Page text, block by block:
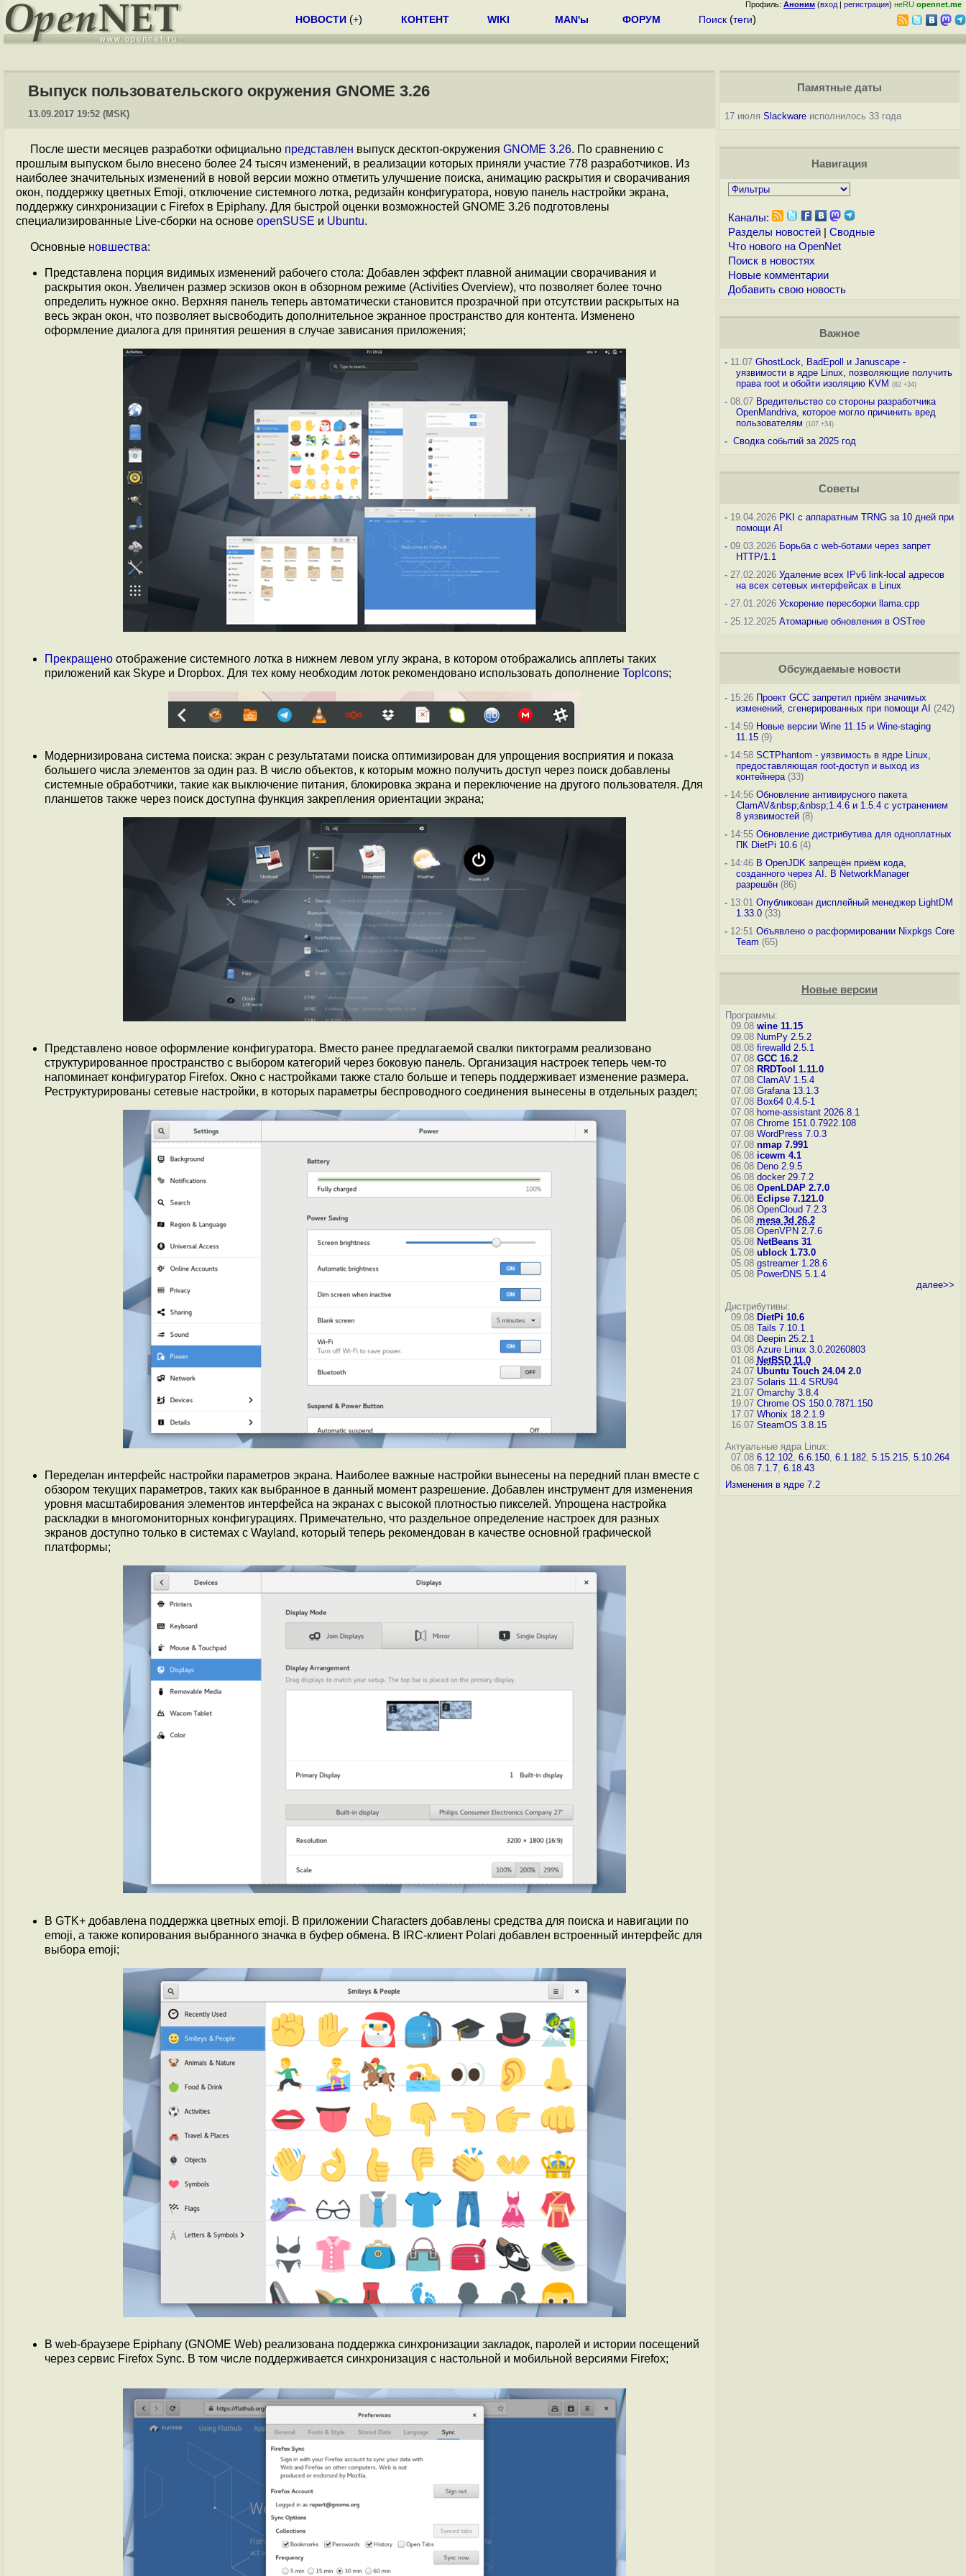
Профиль: Аноним (вход | регистрация) неRU opennet.me
НОВОСТИ (+) КОНТЕНТ WIKI MAN'ы ФОРУМ Поиск (теги)
Выпуск пользовательского окружения GNOME 3.26
13.09.2017 19:52 (MSK)
После шести месяцев разработки официально представлен выпуск десктоп-окружения GNOME 3.26. По сравнению с
прошлым выпуском было внесено более 24 тысяч изменений, в реализации которых приняли участие 778 разработчиков. Из
наиболее значительных изменений в новой версии можно отметить улучшение поиска, анимацию раскрытия и сворачивания
окон, поддержку цветных Emoji, отключение системного лотка, редизайн конфигуратора, новую панель настройки экрана,
поддержку синхронизации с Firefox в Epiphany. Для быстрой оценки возможностей GNOME 3.26 подготовлены
специализированные Live-сборки на основе openSUSE и Ubuntu.
Основные новшества:
Представлена порция видимых изменений рабочего стола: Добавлен эффект плавной анимации сворачивания и
раскрытия окон. Увеличен размер эскизов окон в обзорном режиме (Activities Overview), что позволяет более точно
определить нужное окно. Верхняя панель теперь автоматически становится прозрачной при отсутствии раскрытых на
весь экран окон, что позволяет высвободить дополнительное экранное пространство для контента. Изменено
оформление диалога для принятия решения в случае зависания приложения;
Прекращено отображение системного лотка в нижнем левом углу экрана, в котором отображались апплеты таких
приложений как Skype и Dropbox. Для тех кому необходим лоток рекомендовано использовать дополнение TopIcons;
Модернизирована система поиска: экран с результатами поиска оптимизирован для упрощения восприятия и показа
большего числа элементов за один раз. В число объектов, к которым можно получить доступ через поиск добавлены
системные обработчики, такие как выключение питания, блокировка экрана и переключение на другого пользователя. Для
планшетов также через поиск доступна функция закрепления ориентации экрана;
Представлено новое оформление конфигуратора. Вместо ранее предлагаемой свалки пиктограмм реализовано
структурированное пространство с выбором категорий через боковую панель. Организация настроек теперь чем-то
напоминает конфигуратор Firefox. Окно с настройками также стало больше и теперь поддерживает изменение размера.
Реструктурированы сетевые настройки, в которых параметры беспроводного соединения вынесены в отдельных раздел;
Переделан интерфейс настройки параметров экрана. Наиболее важные настройки вынесены на передний план вместе с
обзором текущих параметров, таких как выбранное в данный момент разрешение. Добавлен инструмент для изменения
уровня масштабирования элементов интерфейса на экранах с высокой плотностью пикселей. Упрощена настройка
раскладки в многомониторных конфигурациях. Примечательно, что раздельное определение настроек для разных
экранов доступно только в системах с Wayland, который теперь рекомендован в качестве основной графической
платформы;
В GTK+ добавлена поддержка цветных emoji. В приложении Characters добавлены средства для поиска и навигации по
emoji, а также копирования выбранного значка в буфер обмена. В IRC-клиент Polari добавлен встроенный интерфейс для
выбора emoji;
В web-браузере Epiphany (GNOME Web) реализована поддержка синхронизации закладок, паролей и истории посещений
через сервис Firefox Sync. В том числе поддерживается синхронизация с настольной и мобильной версиями Firefox;
Памятные даты
17 июля Slackwareисполнилось 33 года
Навигация
Каналы:
Разделы новостей| Сводные
Что нового на OpenNet
Поиск в новостях
Новые комментарии
Добавить свою новость
Важное
-11.07 GhostLock, BadEpoll и Januscape -
уязвимости в ядре Linux, позволяющие получить
права root и обойти изоляцию KVM (82 +34)
-08.07 Вредительство со стороны разработчика
OpenMandriva, которое могло причинить вред
пользователям (107 +34)
- Сводка событий за 2025 год
Советы
-19.04.2026 PKI с аппаратным TRNG за 10 дней при
помощи AI
-09.03.2026 Борьба с web-ботами через запрет
HTTP/1.1
-27.02.2026 Удаление всех IPv6 link-local адресов
на всех сетевых интерфейсах в Linux
-27.01.2026 Ускорение пересборки llama.cpp
-25.12.2025 Атомарные обновления в OSTree
Обсуждаемые новости
-15:26 Проект GCC запретил приём значимых
изменений, сгенерированных при помощи AI (242)
-14:59 Новые версии Wine 11.15 и Wine-staging
11.15(9)
-14:58 SCTPhantom - уязвимость в ядре Linux,
предоставляющая root-доступ и выход из
контейнера(33)
-14:56 Обновление антивирусного пакета
ClamAV&nbsp;&nbsp;1.4.6 и 1.5.4 с устранением
8 уязвимостей(8)
-14:55 Обновление дистрибутива для одноплатных
ПК DietPi 10.6(4)
-14:46 В OpenJDK запрещён приём кода,
созданного через AI. В NetworkManager
разрешён(86)
-13:01 Опубликован дисплейный менеджер LightDM
1.33.0(33)
-12:51 Объявлено о расформировании Nixpkgs Core
Team (65)
Новые версии
Программы:
09.08 wine 11.15
09.08 NumPy 2.5.2
08.08 firewalld 2.5.1
07.08 GCC 16.2
07.08 RRDTool 1.11.0
07.08 ClamAV 1.5.4
07.08 Grafana 13.1.3
07.08 Box64 0.4.5-1
07.08 home-assistant 2026.8.1
07.08 Chrome 151.0.7922.108
07.08 WordPress 7.0.3
07.08 nmap 7.991
06.08 icewm 4.1
06.08 Deno 2.9.5
06.08 docker 29.7.2
06.08 OpenLDAP 2.7.0
06.08 Eclipse 7.121.0
06.08 OpenCloud 7.2.3
06.08 mesa 3d 26.2
05.08 OpenVPN 2.7.6
05.08 NetBeans 31
05.08 ublock 1.73.0
05.08 gstreamer 1.28.6
05.08 PowerDNS 5.1.4
далее>>
Дистрибутивы:
09.08 DietPi 10.6
05.08 Tails 7.10.1
04.08 Deepin 25.2.1
03.08 Azure Linux 3.0.20260803
01.08 NetBSD 11.0
24.07 Ubuntu Touch 24.04 2.0
23.07 Solaris 11.4 SRU94
21.07 Omarchy 3.8.4
19.07 Chrome OS 150.0.7871.150
17.07 Whonix 18.2.1.9
16.07 SteamOS 3.8.15
Актуальные ядра Linux:
07.08 6.12.102, 6.6.150, 6.1.182, 5.15.215, 5.10.264
06.08 7.1.7, 6.18.43
Изменения в ядре 7.2